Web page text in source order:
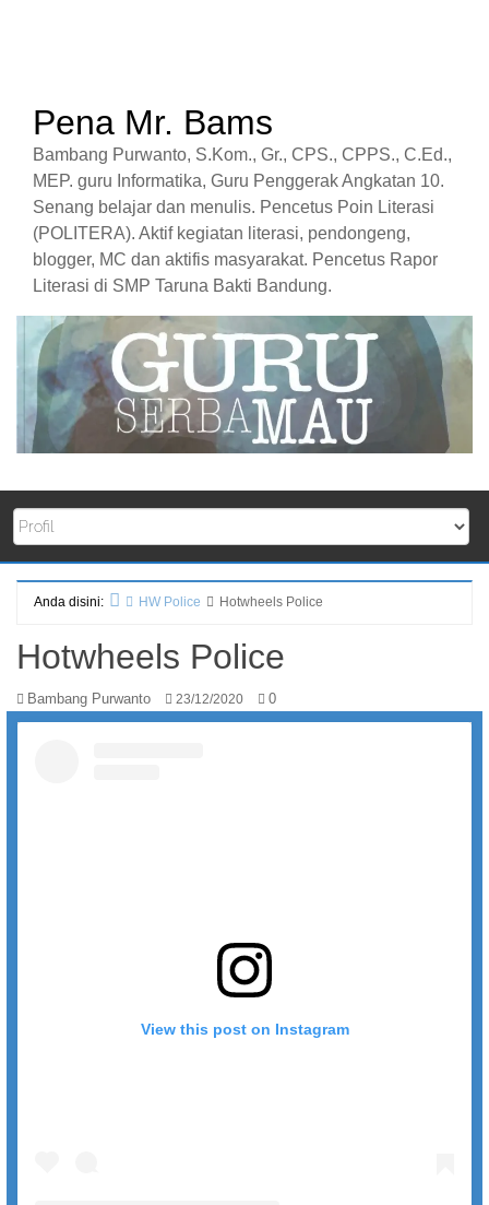
Pena Mr. Bams
Bambang Purwanto, S.Kom., Gr., CPS., CPPS., C.Ed.,
MEP. guru Informatika, Guru Penggerak Angkatan 10.
Senang belajar dan menulis. Pencetus Poin Literasi
(POLITERA). Aktif kegiatan literasi, pendongeng,
blogger, MC dan aktifis masyarakat. Pencetus Rapor
Literasi di SMP Taruna Bakti Bandung.
Anda disini:
HW Police Hotwheels Police
Hotwheels Police
Bambang Purwanto 23/12/2020 0
View this post on Instagram